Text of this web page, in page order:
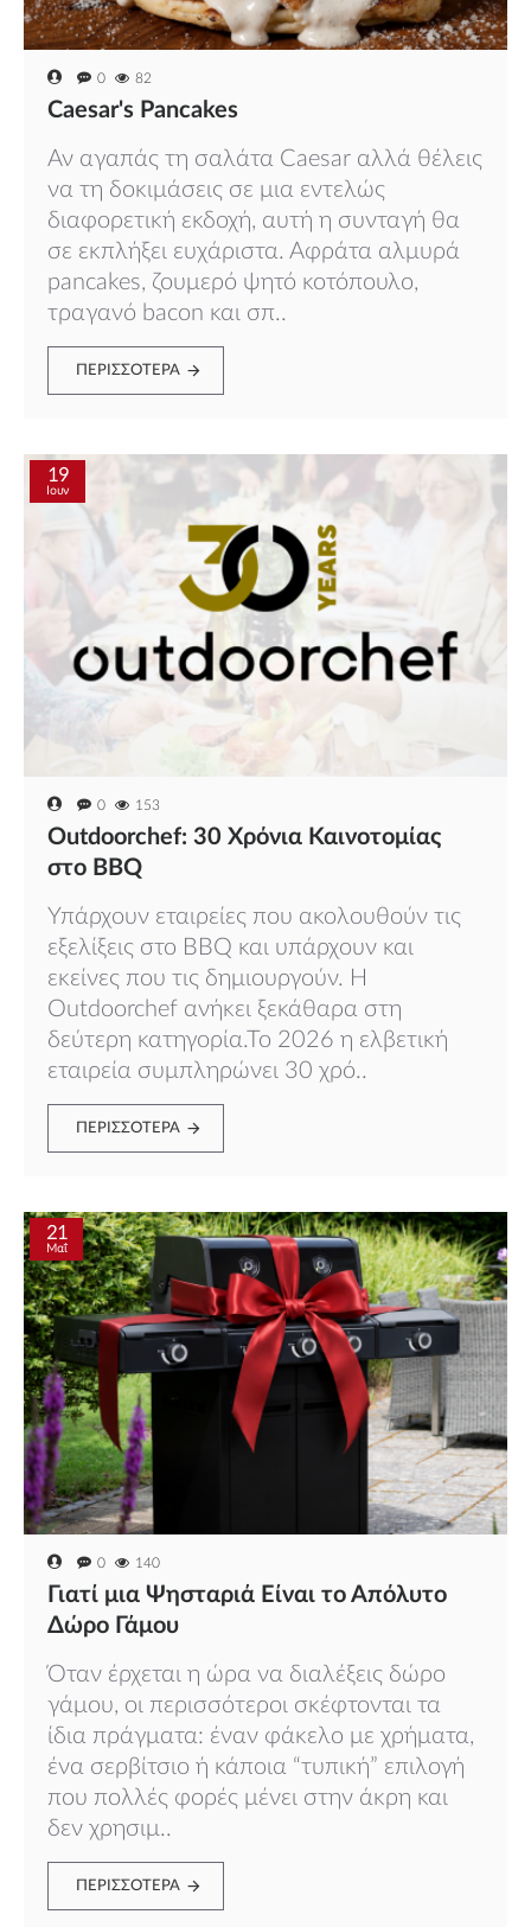
0 82
Caesar's Pancakes
Αν αγαπάς τη σαλάτα Caesar αλλά θέλεις
να τη δοκιμάσεις σε μια εντελώς
διαφορετική εκδοχή, αυτή η συνταγή θα
σε εκπλήξει ευχάριστα. Αφράτα αλμυρά
pancakes, ζουμερό ψητό κοτόπουλο,
τραγανό bacon και σπ..
ΠΕΡΙΣΣΌΤΕΡΑ
19
Ιουν
0 153
Outdoorchef: 30 Χρόνια Καινοτομίας
στο BBQ
Υπάρχουν εταιρείες που ακολουθούν τις
εξελίξεις στο BBQ και υπάρχουν και
εκείνες που τις δημιουργούν. Η
Outdoorchef ανήκει ξεκάθαρα στη
δεύτερη κατηγορία.Το 2026 η ελβετική
εταιρεία συμπληρώνει 30 χρό..
ΠΕΡΙΣΣΌΤΕΡΑ
21
Μαΐ
0 140
Γιατί μια Ψησταριά Είναι το Απόλυτο
Δώρο Γάμου
Όταν έρχεται η ώρα να διαλέξεις δώρο
γάμου, οι περισσότεροι σκέφτονται τα
ίδια πράγματα: έναν φάκελο με χρήματα,
ένα σερβίτσιο ή κάποια “τυπική” επιλογή
που πολλές φορές μένει στην άκρη και
δεν χρησιμ..
ΠΕΡΙΣΣΌΤΕΡΑ